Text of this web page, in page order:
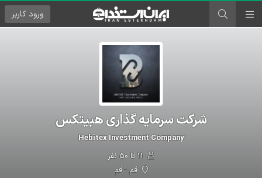
ورود کاربر
شرکت سرمایه گذاری هبیتکس
Hebitex Investment Company
قم - قم